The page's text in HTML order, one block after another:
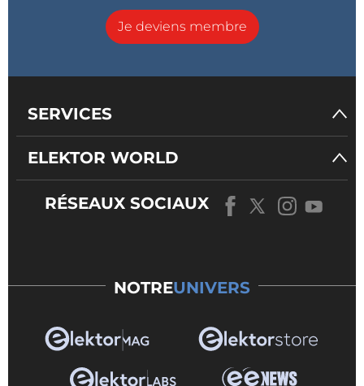
Je deviens membre
SERVICES
ELEKTOR WORLD
RÉSEAUX SOCIAUX
NOTREUNIVERS